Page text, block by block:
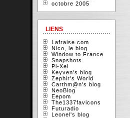
octobre 2005
LIENS
Lafraise.com
Nico, le blog
Window to France
Snapshots
Pi-Xel
Keyven's blog
Zephir's World
Carthm@n's blog
NeoBlog
Eepom
The1337favicons
Futuradio
Leonel's blog